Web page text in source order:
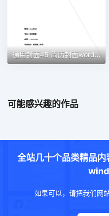
通用封面45 简历封面word模板
可能感兴趣的作品
全站几十个品类精品内
如果可以，请把我们网